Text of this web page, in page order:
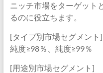
ニッチ市場をターゲット
るのに役立ちます。
[タイプ別市場セグメント]
純度≥98％、純度≥99％
[用途別市場セグメント]